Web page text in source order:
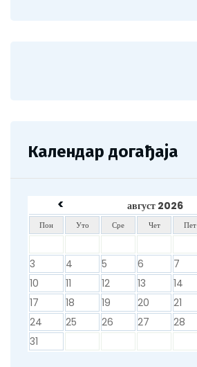
Календар догађаја
< август 2026
Пон Уто Сре Чет Пет
3
4 5 6 7
10
11 12 13 14
17
18 19 20 21
24
25 26 27 28
31